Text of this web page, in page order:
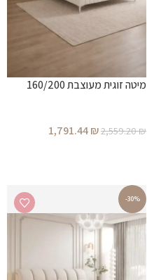
מיטה זוגית מעוצבת 160/200
2,559.20₪
1,791.44₪
-30%